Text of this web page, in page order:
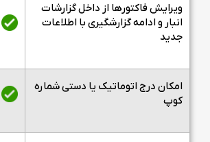
ویرایش فاکتورها از داخل گزارشات
انبار و ادامه گزارشگیری با اطلاعات
جدید
امکان درج اتوماتیک یا دستی شماره
کوپ